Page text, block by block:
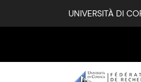
UNIVERSITÀ DI